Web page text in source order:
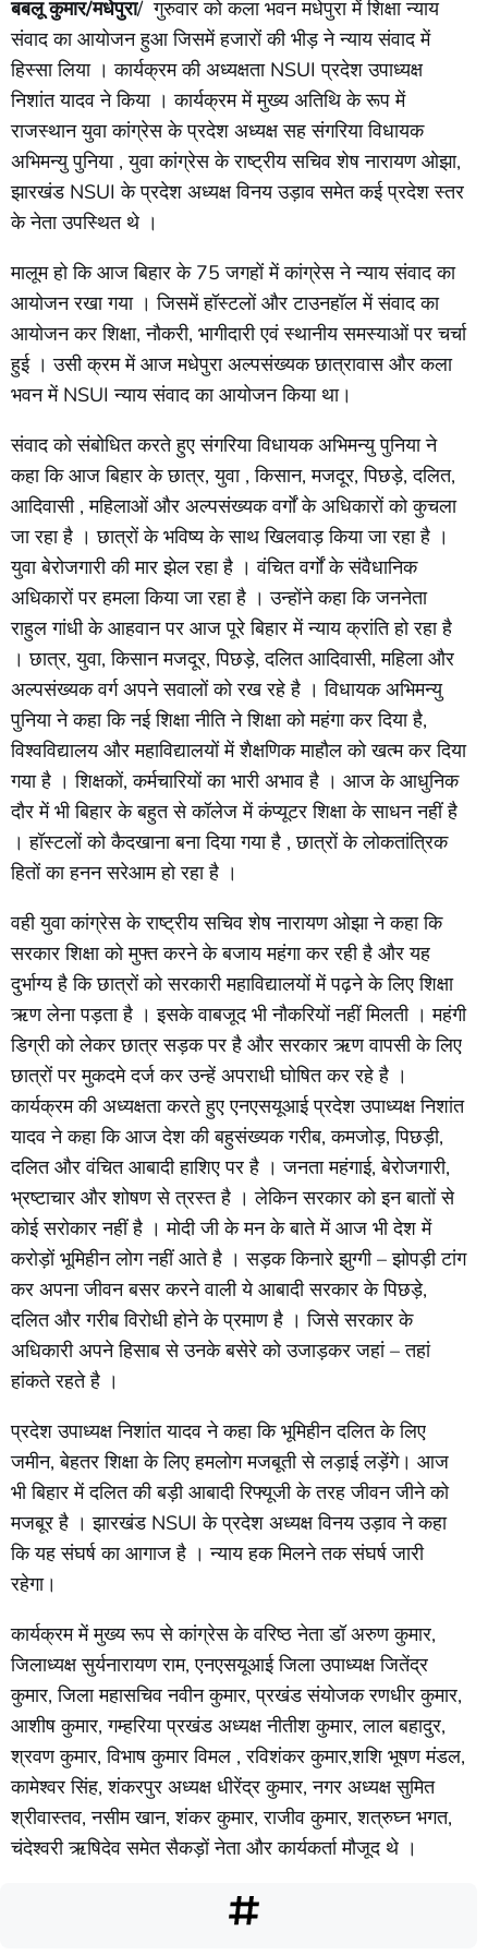
बबलू कुमार/मधेपुरा/ गुरुवार को कला भवन मधेपुरा में शिक्षा न्याय
संवाद का आयोजन हुआ जिसमें हजारों की भीड़ ने न्याय संवाद में
हिस्सा लिया । कार्यक्रम की अध्यक्षता NSUI प्रदेश उपाध्यक्ष
निशांत यादव ने किया । कार्यक्रम में मुख्य अतिथि के रूप में
राजस्थान युवा कांग्रेस के प्रदेश अध्यक्ष सह संगरिया विधायक
अभिमन्यु पुनिया , युवा कांग्रेस के राष्ट्रीय सचिव शेष नारायण ओझा,
झारखंड NSUI के प्रदेश अध्यक्ष विनय उड़ाव समेत कई प्रदेश स्तर
के नेता उपस्थित थे ।
मालूम हो कि आज बिहार के 75 जगहों में कांग्रेस ने न्याय संवाद का
आयोजन रखा गया । जिसमें हॉस्टलों और टाउनहॉल में संवाद का
आयोजन कर शिक्षा, नौकरी, भागीदारी एवं स्थानीय समस्याओं पर चर्चा
हुई । उसी क्रम में आज मधेपुरा अल्पसंख्यक छात्रावास और कला
भवन में NSUI न्याय संवाद का आयोजन किया था।
संवाद को संबोधित करते हुए संगरिया विधायक अभिमन्यु पुनिया ने
कहा कि आज बिहार के छात्र, युवा , किसान, मजदूर, पिछड़े, दलित,
आदिवासी , महिलाओं और अल्पसंख्यक वर्गों के अधिकारों को कुचला
जा रहा है । छात्रों के भविष्य के साथ खिलवाड़ किया जा रहा है ।
युवा बेरोजगारी की मार झेल रहा है । वंचित वर्गों के संवैधानिक
अधिकारों पर हमला किया जा रहा है । उन्होंने कहा कि जननेता
राहुल गांधी के आहवान पर आज पूरे बिहार में न्याय क्रांति हो रहा है
। छात्र, युवा, किसान मजदूर, पिछड़े, दलित आदिवासी, महिला और
अल्पसंख्यक वर्ग अपने सवालों को रख रहे है । विधायक अभिमन्यु
पुनिया ने कहा कि नई शिक्षा नीति ने शिक्षा को महंगा कर दिया है,
विश्वविद्यालय और महाविद्यालयों में शैक्षणिक माहौल को खत्म कर दिया
गया है । शिक्षकों, कर्मचारियों का भारी अभाव है । आज के आधुनिक
दौर में भी बिहार के बहुत से कॉलेज में कंप्यूटर शिक्षा के साधन नहीं है
। हॉस्टलों को कैदखाना बना दिया गया है , छात्रों के लोकतांत्रिक
हितों का हनन सरेआम हो रहा है ।
वही युवा कांग्रेस के राष्ट्रीय सचिव शेष नारायण ओझा ने कहा कि
सरकार शिक्षा को मुफ्त करने के बजाय महंगा कर रही है और यह
दुर्भाग्य है कि छात्रों को सरकारी महाविद्यालयों में पढ़ने के लिए शिक्षा
ऋण लेना पड़ता है । इसके वाबजूद भी नौकरियों नहीं मिलती । महंगी
डिग्री को लेकर छात्र सड़क पर है और सरकार ऋण वापसी के लिए
छात्रों पर मुकदमे दर्ज कर उन्हें अपराधी घोषित कर रहे है ।
कार्यक्रम की अध्यक्षता करते हुए एनएसयूआई प्रदेश उपाध्यक्ष निशांत
यादव ने कहा कि आज देश की बहुसंख्यक गरीब, कमजोड़, पिछड़ी,
दलित और वंचित आबादी हाशिए पर है । जनता महंगाई, बेरोजगारी,
भ्रष्टाचार और शोषण से त्रस्त है । लेकिन सरकार को इन बातों से
कोई सरोकार नहीं है । मोदी जी के मन के बाते में आज भी देश में
करोड़ों भूमिहीन लोग नहीं आते है । सड़क किनारे झुग्गी – झोपड़ी टांग
कर अपना जीवन बसर करने वाली ये आबादी सरकार के पिछड़े,
दलित और गरीब विरोधी होने के प्रमाण है । जिसे सरकार के
अधिकारी अपने हिसाब से उनके बसेरे को उजाड़कर जहां – तहां
हांकते रहते है ।
प्रदेश उपाध्यक्ष निशांत यादव ने कहा कि भूमिहीन दलित के लिए
जमीन, बेहतर शिक्षा के लिए हमलोग मजबूती से लड़ाई लड़ेंगे। आज
भी बिहार में दलित की बड़ी आबादी रिफ्यूजी के तरह जीवन जीने को
मजबूर है । झारखंड NSUI के प्रदेश अध्यक्ष विनय उड़ाव ने कहा
कि यह संघर्ष का आगाज है । न्याय हक मिलने तक संघर्ष जारी
रहेगा।
कार्यक्रम में मुख्य रूप से कांग्रेस के वरिष्ठ नेता डॉ अरुण कुमार,
जिलाध्यक्ष सुर्यनारायण राम, एनएसयूआई जिला उपाध्यक्ष जितेंद्र
कुमार, जिला महासचिव नवीन कुमार, प्रखंड संयोजक रणधीर कुमार,
आशीष कुमार, गम्हरिया प्रखंड अध्यक्ष नीतीश कुमार, लाल बहादुर,
श्रवण कुमार, विभाष कुमार विमल , रविशंकर कुमार,शशि भूषण मंडल,
कामेश्वर सिंह, शंकरपुर अध्यक्ष धीरेंद्र कुमार, नगर अध्यक्ष सुमित
श्रीवास्तव, नसीम खान, शंकर कुमार, राजीव कुमार, शत्रुघ्न भगत,
चंदेश्वरी ऋषिदेव समेत सैकड़ों नेता और कार्यकर्ता मौजूद थे ।